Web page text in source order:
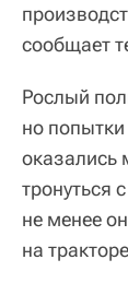
сообщает
Рослый
но
оказались
тронуться
не менее
на